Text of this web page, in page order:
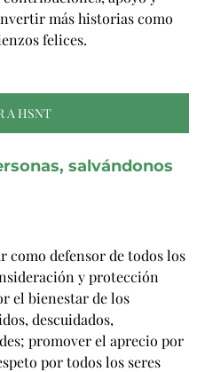
más historias como
felices.
A HSNT
salvándonos
como defensor de todos los
y protección
el bienestar de los
descuidados,
promover el aprecio por
por todos los seres